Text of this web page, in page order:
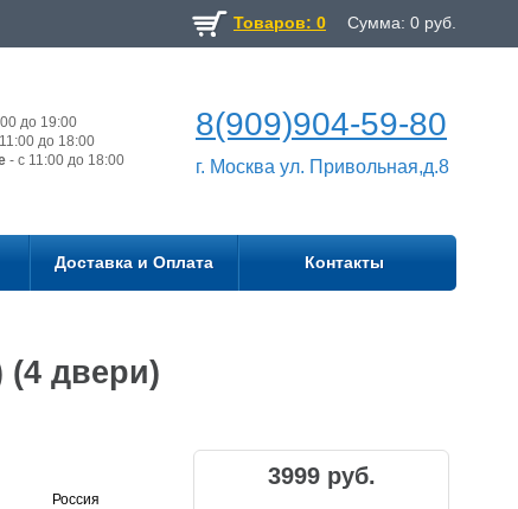
Товаров: 0 Сумма: 0 руб.
до 19:00
до 18:00
- с 11:00 до 18:00
8(909)904-59-80
г. Москва ул. Привольная,д.8
Доставка и Оплата Контакты
двери)
Россия
3999 руб.